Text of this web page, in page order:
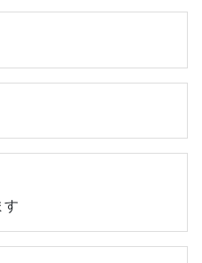
す